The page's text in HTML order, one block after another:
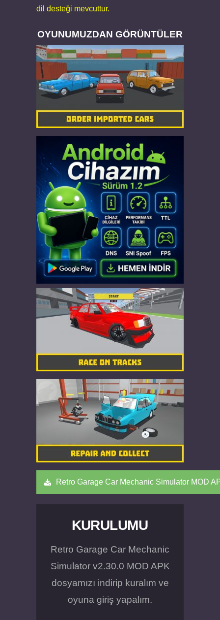
dil desteği mevcuttur.
OYUNUMUZDAN GÖRÜNTÜLER
Retro Garage Car Mechanic Simulator MOD
KURULUMU
Retro Garage Car Mechanic
Simulator v2.30.0 MOD APK
dosyamızı indirip kuralım ve
oyuna giriş yapalım.